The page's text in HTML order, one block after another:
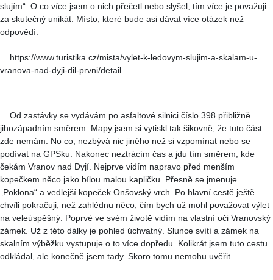
slujím“. O co více jsem o nich přečetl nebo slyšel, tím více je považuji
za skutečný unikát. Místo, které bude asi dávat více otázek než
odpovědí.
https://www.turistika.cz/mista/vylet-k-ledovym-slujim-a-skalam-u-
vranova-nad-dyji-dil-prvni/detail
Od zastávky se vydávám po asfaltové silnici číslo 398 přibližně
jihozápadním směrem. Mapy jsem si vytiskl tak šikovně, že tuto část
zde nemám. No co, nezbývá nic jiného než si vzpomínat nebo se
podívat na GPSku. Nakonec neztrácím čas a jdu tím směrem, kde
čekám Vranov nad Dyjí. Nejprve vidím napravo před menším
kopečkem něco jako bílou malou kapličku. Přesně se jmenuje
„Poklona“ a vedlejší kopeček Onšovský vrch. Po hlavní cestě ještě
chvíli pokračuji, než zahlédnu něco, čím bych už mohl považovat výlet
na veleúspěšný. Poprvé ve svém životě vidím na vlastní oči Vranovský
zámek. Už z této dálky je pohled úchvatný. Slunce svítí a zámek na
skalním výběžku vystupuje o to více dopředu. Kolikrát jsem tuto cestu
odkládal, ale konečně jsem tady. Skoro tomu nemohu uvěřit.